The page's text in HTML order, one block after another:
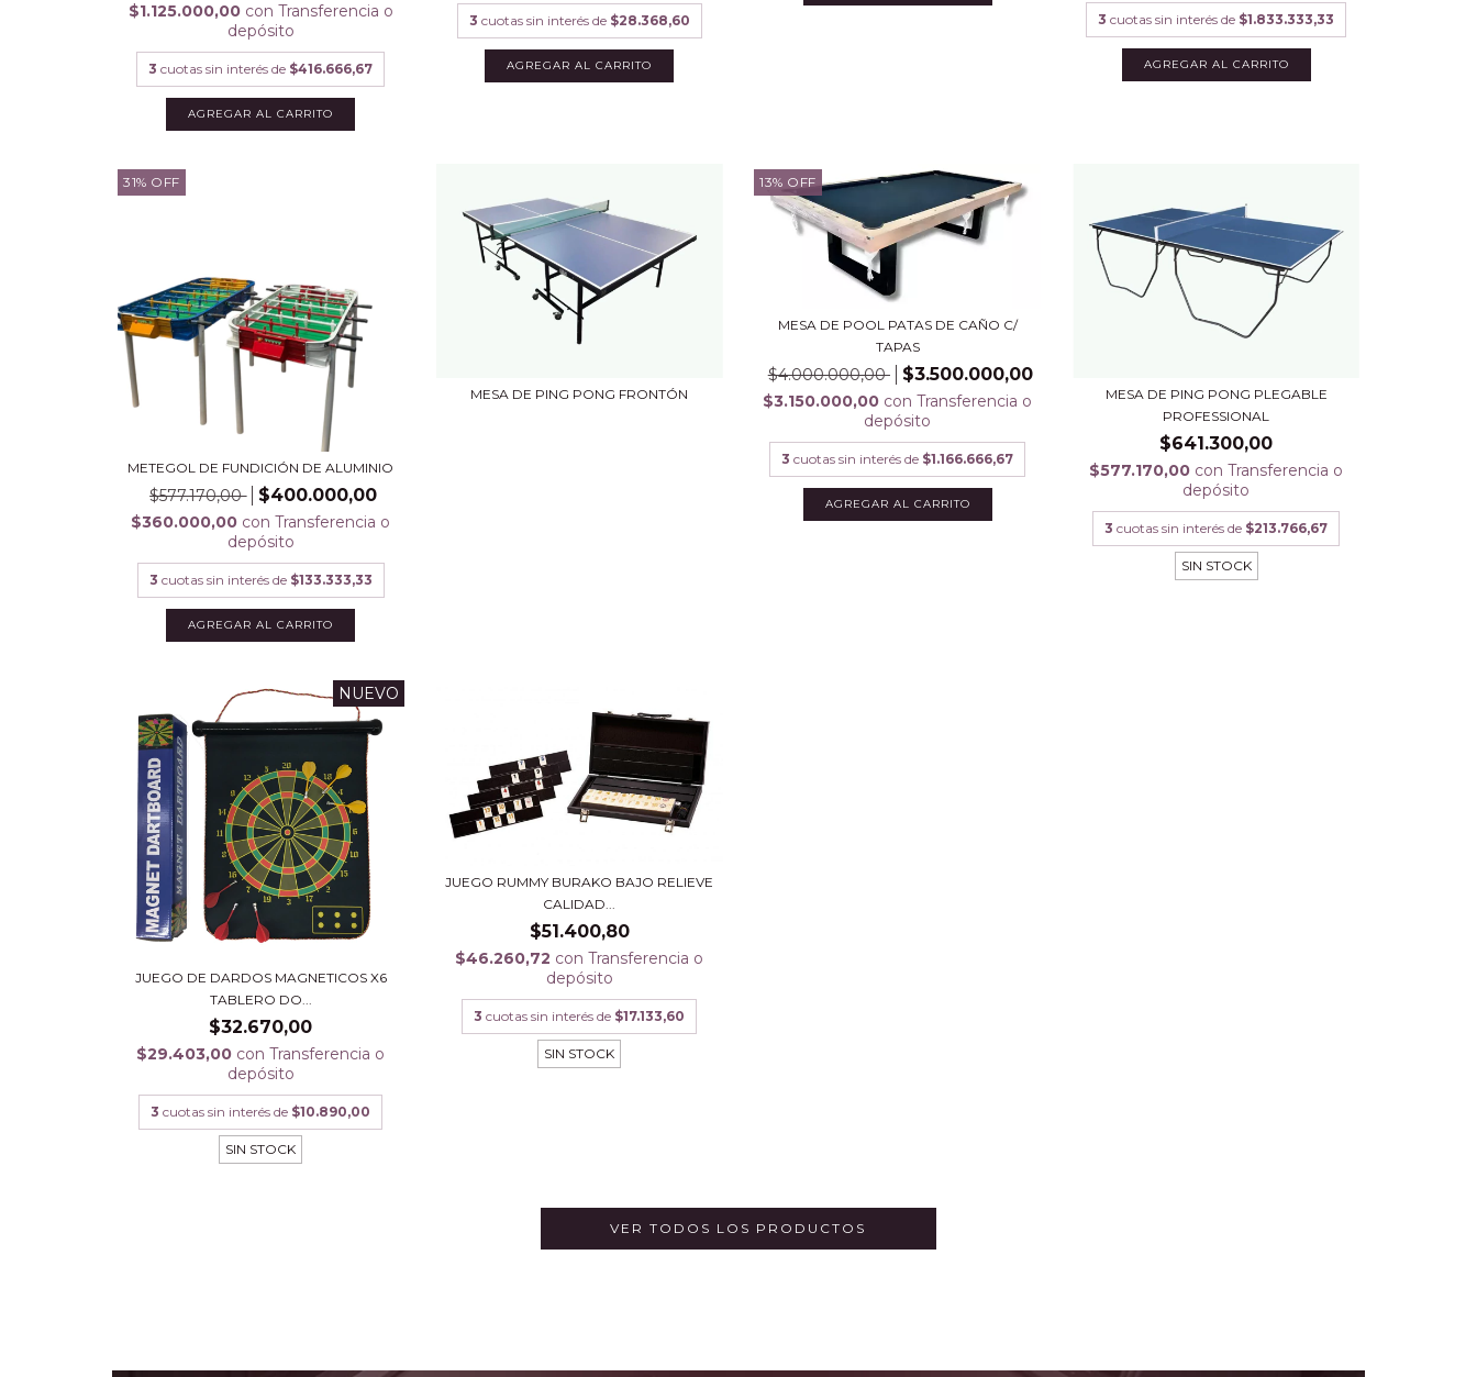
$1.125.000,00 con Transferencia o
depósito
3 cuotas sin interés de $416.666,67
AGREGAR AL CARRITO
3 cuotas sin interés de $28.368,60 3 cuotas sin interés de $1.833.333,33
31% OFF
METEGOL DE FUNDICIÓN DE ALUMINIO
$577.170,00 $400.000,00
$360.000,00 con Transferencia o
depósito
3 cuotas sin interés de $133.333,33
MESA DE PING PONG FRONTÓN
13% OFF
MESA DE POOL PATAS DE CAÑO C/
TAPAS
$4.000.000,00 $3.500.000,00
$3.150.000,00 con Transferencia o
depósito
3 cuotas sin interés de $1.166.666,67
MESA DE PING PONG PLEGABLE
PROFESSIONAL
$641.300,00
$577.170,00 con Transferencia o
depósito
3 cuotas sin interés de $213.766,67
SIN STOCK
NUEVO
JUEGO DE DARDOS MAGNETICOS X6
TABLERO DO...
$32.670,00
$29.403,00 con Transferencia o
depósito
3 cuotas sin interés de $10.890,00
SIN STOCK
JUEGO RUMMY BURAKO BAJO RELIEVE
CALIDAD...
$51.400,80
$46.260,72 con Transferencia o
depósito
3 cuotas sin interés de $17.133,60
SIN STOCK
VER TODOS LOS PRODUCTOS